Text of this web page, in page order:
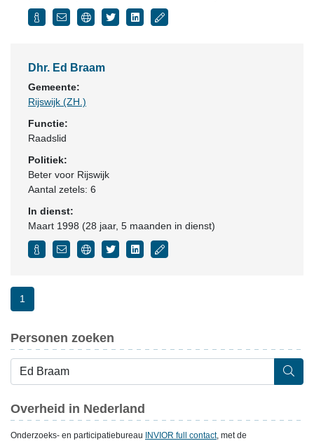
Dhr. Ed Braam
Gemeente:
Rijswijk (ZH.)
Functie:
Raadslid
Politiek:
Beter voor Rijswijk
Aantal zetels: 6
In dienst:
Maart 1998 (28 jaar, 5 maanden in dienst)
1
Personen zoeken
Overheid in Nederland
Onderzoeks- en participatiebureau INVIOR full contact, met de